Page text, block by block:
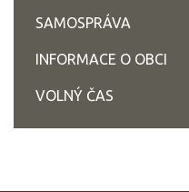
SAMOSPRÁVA
INFORMACE O OBCI
VOLNÝ ČAS